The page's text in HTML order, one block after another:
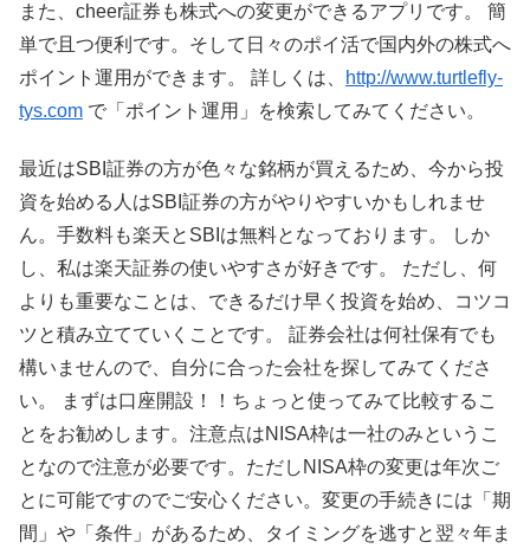
また、cheer証券も株式への変更ができるアプリです。 簡
単で且つ便利です。そして日々のポイ活で国内外の株式へ
ポイント運用ができます。 詳しくは、
http://www.turtlefly-
tys.com で「ポイント運用」を検索してみてください。
最近はSBI証券の方が色々な銘柄が買えるため、今から投
資を始める人はSBI証券の方がやりやすいかもしれませ
ん。手数料も楽天とSBIは無料となっております。 しか
し、私は楽天証券の使いやすさが好きです。 ただし、何
よりも重要なことは、できるだけ早く投資を始め、コツコ
ツと積み立てていくことです。 証券会社は何社保有でも
構いませんので、自分に合った会社を探してみてくださ
い。 まずは口座開設！！ちょっと使ってみて比較するこ
とをお勧めします。注意点はNISA枠は一社のみというこ
となので注意が必要です。ただしNISA枠の変更は年次ご
とに可能ですのでご安心ください。変更の手続きには「期
間」や「条件」があるため、タイミングを逃すと翌々年ま